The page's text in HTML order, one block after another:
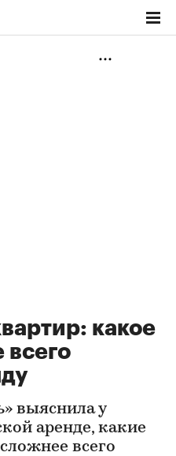
какое
всего
выяснила у
аренде, какие
всего